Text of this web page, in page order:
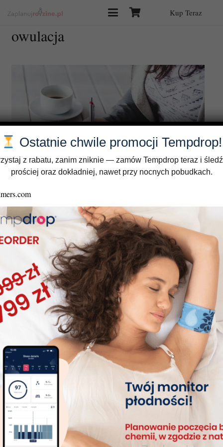
Kup Teraz
owulacja
Obserwacja cyklu menstruacyjnego a zdrowie
Dni niepołodne i płodne w cyklu kobiety
Ostatnie chwile promocji Tempdrop!
z rabatu, zanim zniknie — zamów Tempdrop teraz i
prościej oraz dokładniej, nawet przy nocnych pobudkach.